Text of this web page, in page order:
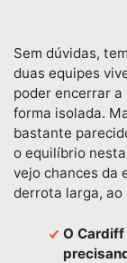
Sem dúvidas,
duas equipes
poder encerrar
forma isolada.
bastante
o equilíbrio
vejo chances da
derrota larga, ao
O